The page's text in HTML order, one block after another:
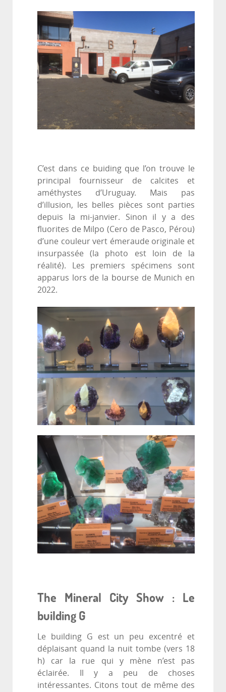
C’est dans ce buiding que l’on trouve le
principal fournisseur de calcites et
améthystes d’Uruguay. Mais pas
d’illusion, les belles pièces sont parties
depuis la mi-janvier. Sinon il y a des
fluorites de Milpo (Cero de Pasco, Pérou)
d’une couleur vert émeraude originale et
insurpassée (la photo est loin de la
réalité). Les premiers spécimens sont
apparus lors de la bourse de Munich en
2022.
The Mineral City Show : Le
building G
Le building G est un peu excentré et
déplaisant quand la nuit tombe (vers 18
h) car la rue qui y mène n’est pas
éclairée. Il y a peu de choses
intéressantes. Citons tout de même des